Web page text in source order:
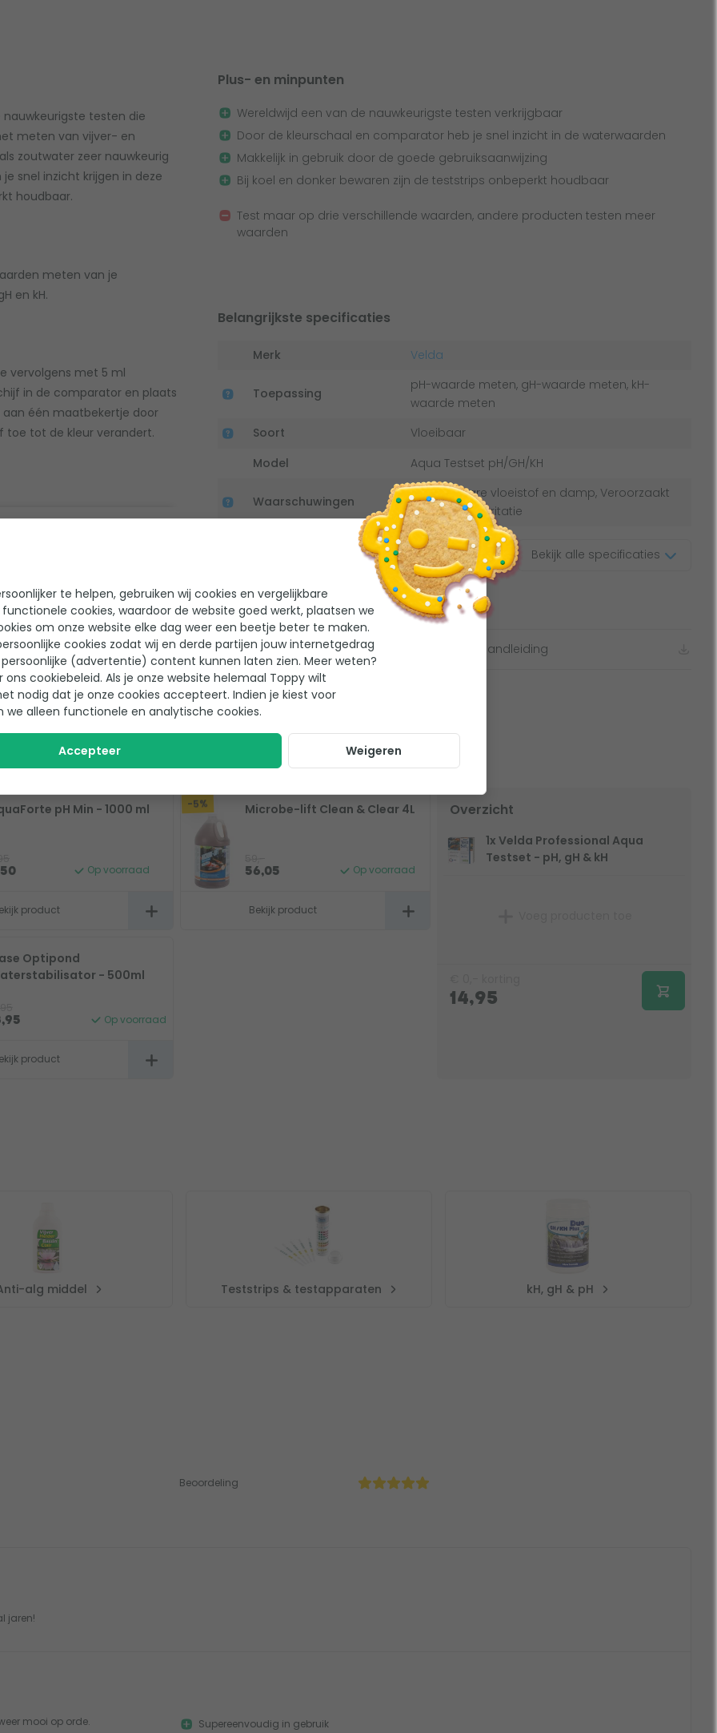
testen die
meten van vijver- en
zoutwater zeer nauwkeurig
snel inzicht krijgen in deze
houdbaar.
meten van je
en kH.
vervolgens met 5 ml
in de comparator en plaats
aan één maatbekertje door
toe tot de kleur verandert.
toe en schud je dit
de binnenste opening van de
beide bekertjes dezelfde
Plus- en minpunten
Wereldwijd een van de nauwkeurigste testen verkrijgbaar
Door de kleurschaal en comparator heb je snel inzicht in de waterwaarden
Makkelijk in gebruik door de goede gebruiksaanwijzing
Bij koel en donker bewaren zijn de teststrips onbeperkt houdbaar
Test maar op drie verschillende waarden, andere producten testen meer
waarden
Belangrijkste specificaties
Merk Velda
Toepassing
pH-waarde meten, gH-waarde meten, kH-
waarde meten
Soort
Vloeibaar
Model
Aqua Testset pH/GH/KH
Waarschuwingen
Ontvlambare vloeistof en damp, Veroorzaakt
ernstige oogirritatie
Bekijk alle specificaties
Handleiding en documenten
Velda Professional Aqua Testset pH/GH/KH handleiding
pH Min - 1000 ml
Op voorraad
product
-5% Microbe-lift Clean & Clear 4L
56,05 Op voorraad
Bekijk product
Optipond
- 500ml
Op voorraad
product
Overzicht
1x Velda Professional Aqua
Testset - pH, gH & kH
14,95
alg middel Teststrips & testapparaten kH, gH & pH
Beoordeling
jaren!
mooi op orde.
Supereenvoudig in gebruik
te helpen, gebruiken wij cookies en vergelijkbare
cookies, waardoor de website goed werkt, plaatsen we
om onze website elke dag weer een beetje beter te maken.
cookies zodat wij en derde partijen jouw internetgedrag
(advertentie) content kunnen laten zien. Meer weten?
ons cookiebeleid. Als je onze website helemaal Toppy wilt
nodig dat je onze cookies accepteert. Indien je kiest voor
we alleen functionele en analytische cookies.
Accepteer Weigeren